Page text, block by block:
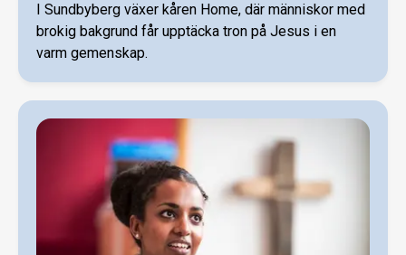
I Sundbyberg växer kåren Home, där människor med
brokig bakgrund får upptäcka tron på Jesus i en
varm gemenskap.